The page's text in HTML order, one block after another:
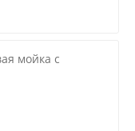
мойка с